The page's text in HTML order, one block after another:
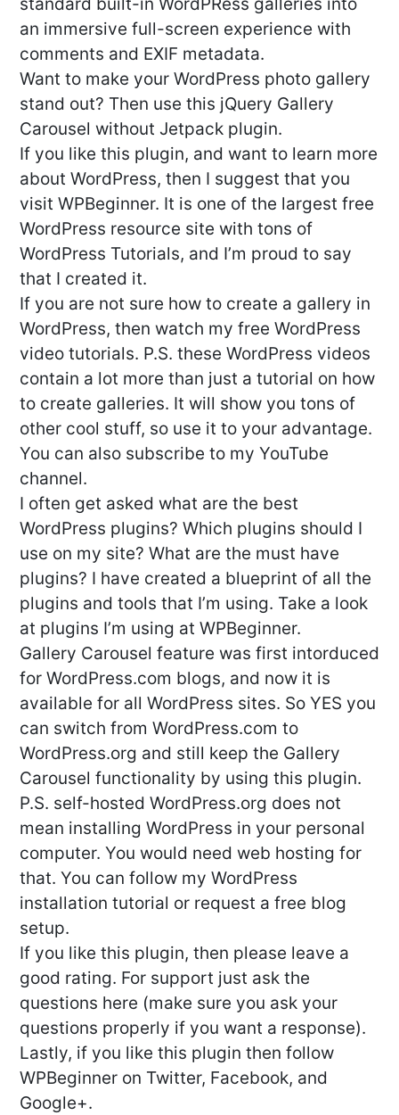
standard built-in WordPRess galleries into
an immersive full-screen experience with
comments and EXIF metadata.
Want to make your WordPress photo gallery
stand out? Then use this jQuery Gallery
Carousel without Jetpack plugin.
If you like this plugin, and want to learn more
about WordPress, then I suggest that you
visit WPBeginner. It is one of the largest free
WordPress resource site with tons of
WordPress Tutorials, and I’m proud to say
that I created it.
If you are not sure how to create a gallery in
WordPress, then watch my free WordPress
video tutorials. P.S. these WordPress videos
contain a lot more than just a tutorial on how
to create galleries. It will show you tons of
other cool stuff, so use it to your advantage.
You can also subscribe to my YouTube
channel.
I often get asked what are the best
WordPress plugins? Which plugins should I
use on my site? What are the must have
plugins? I have created a blueprint of all the
plugins and tools that I’m using. Take a look
at plugins I’m using at WPBeginner.
Gallery Carousel feature was first intorduced
for WordPress.com blogs, and now it is
available for all WordPress sites. So YES you
can switch from WordPress.com to
WordPress.org and still keep the Gallery
Carousel functionality by using this plugin.
P.S. self-hosted WordPress.org does not
mean installing WordPress in your personal
computer. You would need web hosting for
that. You can follow my WordPress
installation tutorial or request a free blog
setup.
If you like this plugin, then please leave a
good rating. For support just ask the
questions here (make sure you ask your
questions properly if you want a response).
Lastly, if you like this plugin then follow
WPBeginner on Twitter, Facebook, and
Google+.